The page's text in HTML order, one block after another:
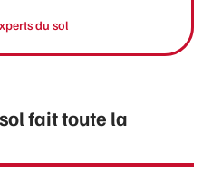
du sol
fait toute la